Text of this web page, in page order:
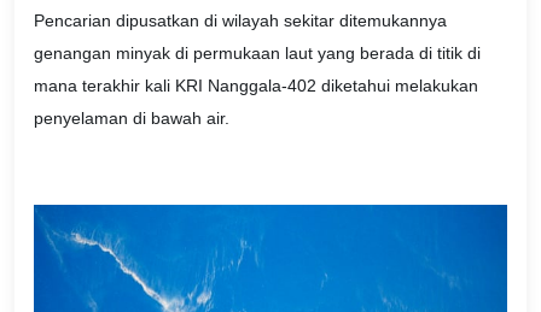
Pencarian dipusatkan di wilayah sekitar ditemukannya
genangan minyak di permukaan laut yang berada di titik di
mana terakhir kali KRI Nanggala-402 diketahui melakukan
penyelaman di bawah air.